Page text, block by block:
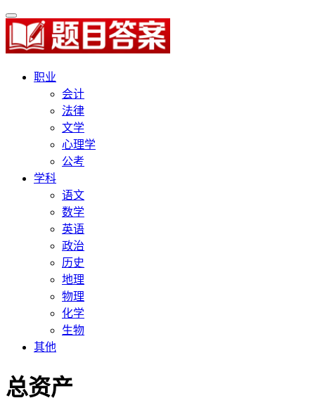
职业
会计
法律
文学
心理学
公考
学科
语文
数学
英语
政治
历史
地理
物理
化学
生物
其他
总资产